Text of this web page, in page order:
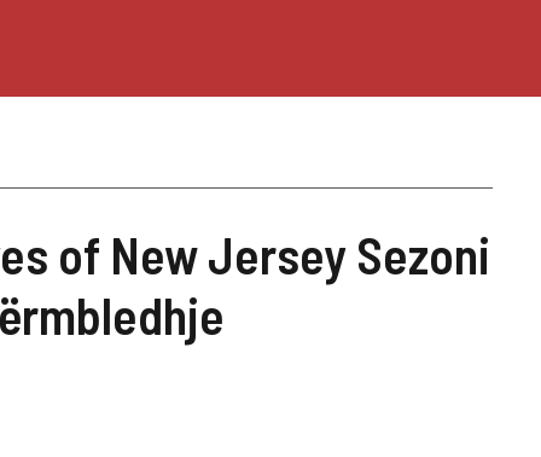
of New Jersey Sezoni